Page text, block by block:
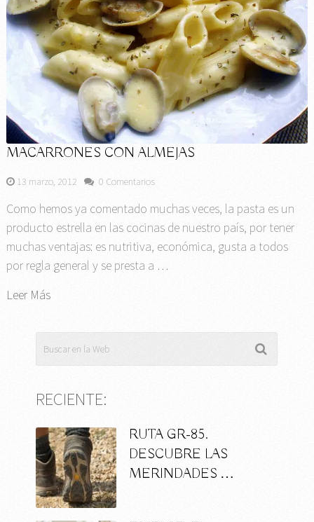
MACARRONES CON ALMEJAS
13 marzo, 2012 0 Comentarios
Como hemos ya comentado muchas veces, la pasta es un
producto estrella en las cocinas de nuestro país, por tener
muchas ventajas: es nutritiva, económica, gusta a todos
por regla general y se presta a …
Leer Más
RECIENTE:
RUTA GR-85.
DESCUBRE LAS
MERINDADES …